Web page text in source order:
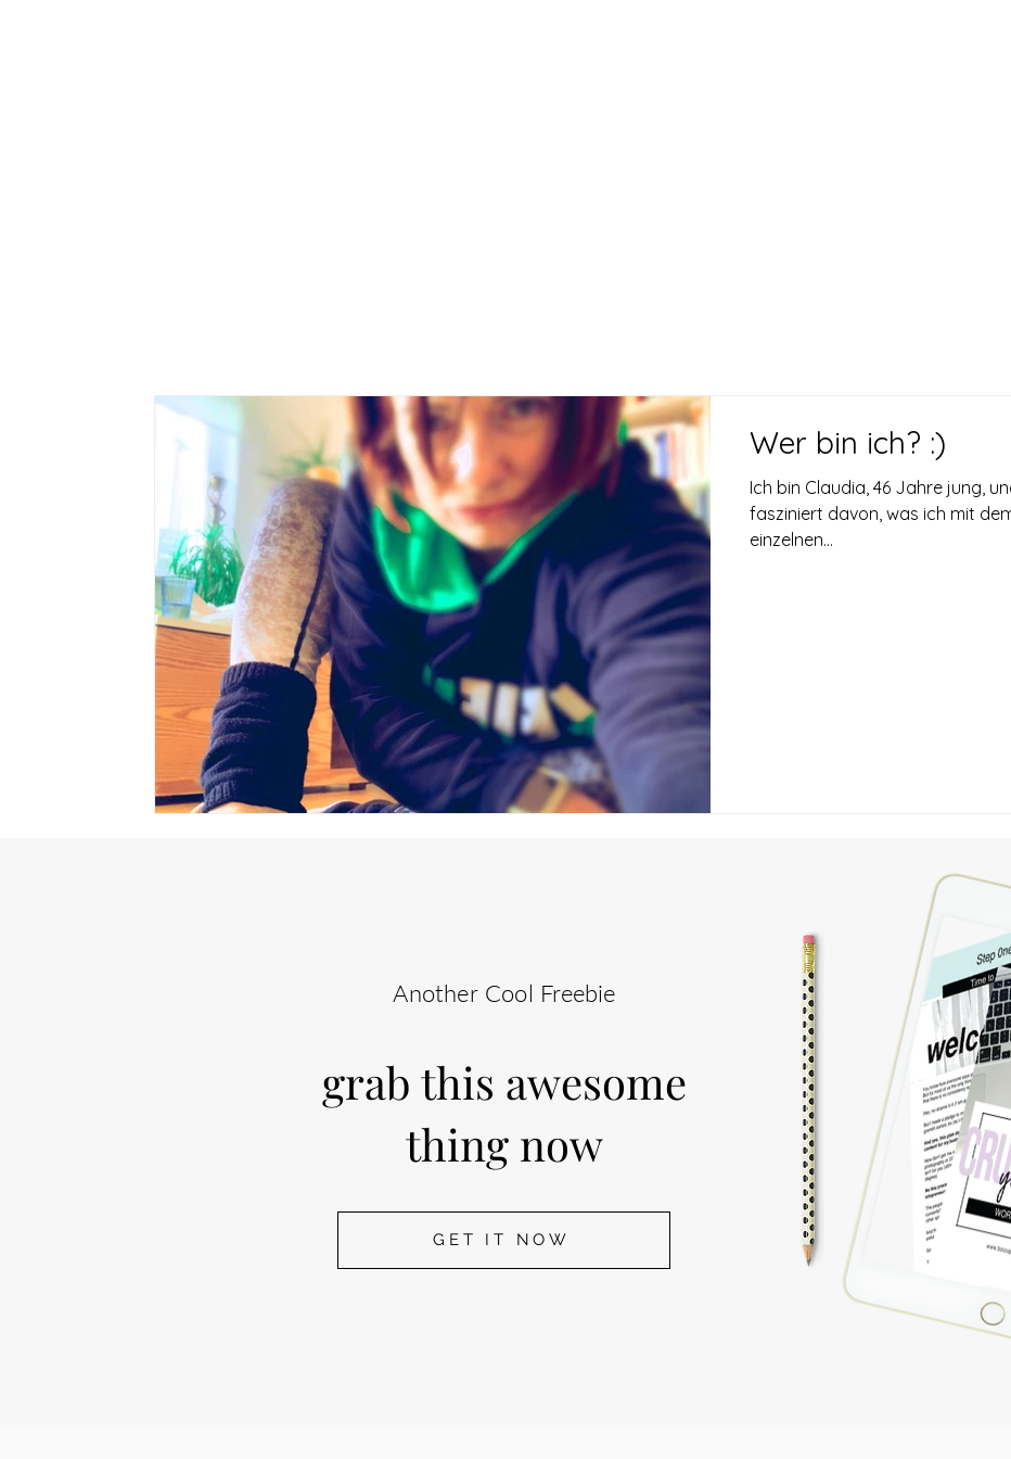
Wer bin ich? :)
Ich bin Claudia, 46 Jahre jung,
fasziniert davon, was ich mit
einzelnen...
Another Cool Freebie
grab this awesome
thing now
GET IT NOW